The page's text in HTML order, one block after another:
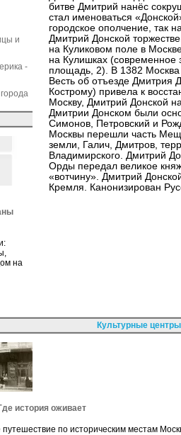
и
-
на
битве Дмитрий нанёс
стал именоваться
городское ополчение, так
Дмитрий Донской
на Куликовом поле в
на Кулишках (современное
площадь, 2). В 1382
Весть об отъезде Дмитрия
Кострому) привела к
Москву, Дмитрий Донской
Дмитрии Донском были
Симонов, Петровский и
Москвы перешли часть
земли, Галич, Дмитров,
Владимирского. Дмитрий
Орды передал великое
«вотчину». Дмитрий
Кремля. Канонизирован
Культурные
история оживает
путешествие по историческим местам